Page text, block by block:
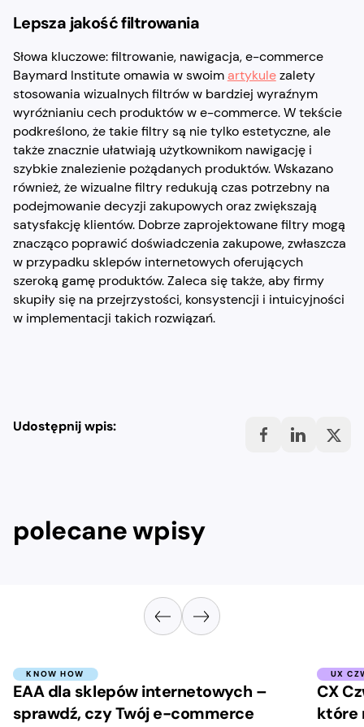
Lepsza jakość filtrowania
Słowa kluczowe: filtrowanie, nawigacja, e-commerce
Baymard Institute omawia w swoimartykulezalety
stosowania wizualnych filtrów w bardziej wyraźnym
wyróżnianiu cech produktów w e-commerce. W tekście
podkreślono, że takie filtry są nie tylko estetyczne, ale
także znacznie ułatwiają użytkownikom nawigację i
szybkie znalezienie pożądanych produktów. Wskazano
również, że wizualne filtry redukują czas potrzebny na
podejmowanie decyzji zakupowych oraz zwiększają
satysfakcję klientów. Dobrze zaprojektowane filtry mogą
znacząco poprawić doświadczenia zakupowe, zwłaszcza
w przypadku sklepów internetowych oferujących
szeroką gamę produktów. Zaleca się także, aby firmy
skupiły się na przejrzystości, konsystencji i intuicyjności
w implementacji takich rozwiązań.
Udostępnij wpis:
polecane wpisy
KNOW HOW
EAA dla sklepów internetowych –
sprawdź, czy Twój e-commerce
UX
CX
które